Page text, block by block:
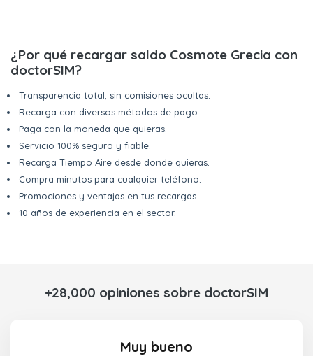
¿Por qué recargar saldo Cosmote Grecia con
doctorSIM?
Transparencia total, sin comisiones ocultas.
Recarga con diversos métodos de pago.
Paga con la moneda que quieras.
Servicio 100% seguro y fiable.
Recarga Tiempo Aire desde donde quieras.
Compra minutos para cualquier teléfono.
Promociones y ventajas en tus recargas.
10 años de experiencia en el sector.
+28,000 opiniones sobre doctorSIM
Muy bueno